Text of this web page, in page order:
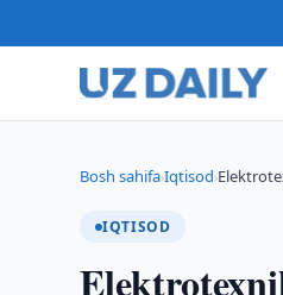
Bosh sahifa›Iqtisod›
IQTISOD